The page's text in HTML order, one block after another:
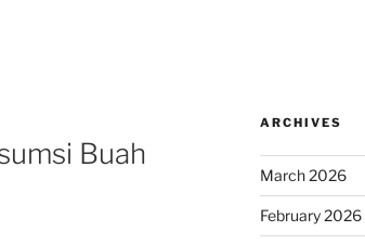
Buah
ARCHIVES
March 2026
February 2026